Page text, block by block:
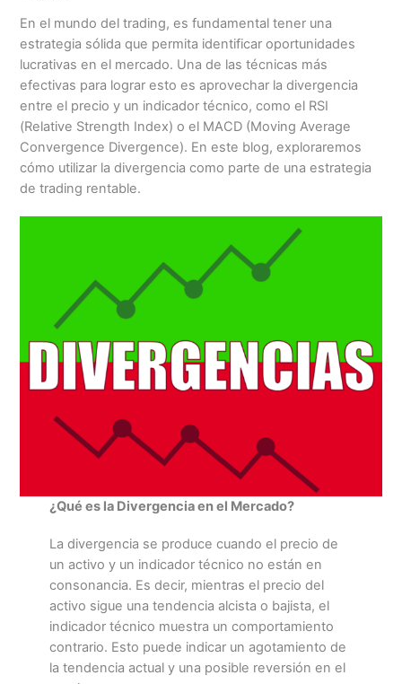
En el mundo del trading, es fundamental tener una
estrategia sólida que permita identificar oportunidades
lucrativas en el mercado. Una de las técnicas más
efectivas para lograr esto es aprovechar la divergencia
entre el precio y un indicador técnico, como el RSI
(Relative Strength Index) o el MACD (Moving Average
Convergence Divergence). En este blog, exploraremos
cómo utilizar la divergencia como parte de una estrategia
de trading rentable.
¿Qué es la Divergencia en el Mercado?
La divergencia se produce cuando el precio de
un activo y un indicador técnico no están en
consonancia. Es decir, mientras el precio del
activo sigue una tendencia alcista o bajista, el
indicador técnico muestra un comportamiento
contrario. Esto puede indicar un agotamiento de
la tendencia actual y una posible reversión en el